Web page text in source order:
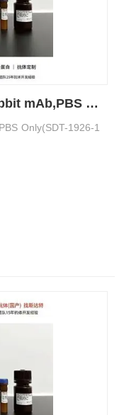
Brachyury Recombinant Rabbit mAb,PBS Only(SDT-1926-107)
Only(SDT-1926-1